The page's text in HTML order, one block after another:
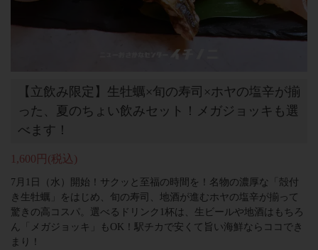
【立飲み限定】生牡蠣×旬の寿司×ホヤの塩辛が揃
った、夏のちょい飲みセット！メガジョッキも選
べます！
1,600円 (税込)
7月1日（水）開始！サクッと至福の時間を！名物の濃厚な「殻付
き生牡蠣」をはじめ、旬の寿司、地酒が進むホヤの塩辛が揃って
驚きの高コスパ。選べるドリンク1杯は、生ビールや地酒はもちろ
ん「メガジョッキ」もOK！駅チカで安くて旨い海鮮ならココでき
まり！